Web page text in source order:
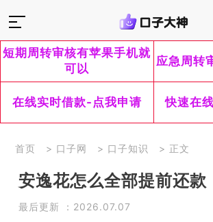
短期周转审核有苹果手机就
可以
应急周转
在线实时借款-点我申请 快速在
首页 > 口子网 > 口子知识 > 正文
安逸花怎么全部提前还款
最后更新 ：2026.07.07